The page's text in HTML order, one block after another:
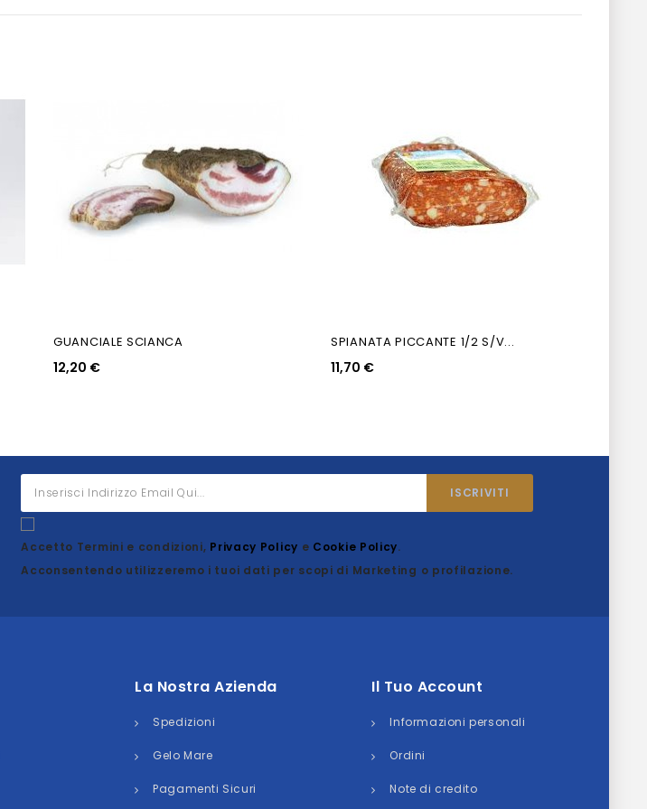
GUANCIALE SCIANCA
12,20 €
SPIANATA PICCANTE 1/2 S/V...
11,70 €
Accetto Termini e condizioni, Privacy Policy e Cookie Policy.
Acconsentendo utilizzeremo i tuoi dati per scopi di Marketing o profilazione.
La Nostra Azienda
Spedizioni
Gelo Mare
Pagamenti Sicuri
Il Tuo Account
Informazioni personali
Ordini
Note di credito